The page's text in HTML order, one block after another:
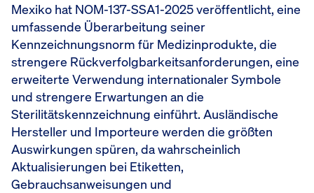
Mexiko hat NOM-137-SSA1-2025 veröffentlicht, eine
umfassende Überarbeitung seiner
Kennzeichnungsnorm für Medizinprodukte, die
strengere Rückverfolgbarkeitsanforderungen, eine
erweiterte Verwendung internationaler Symbole
und strengere Erwartungen an die
Sterilitätskennzeichnung einführt. Ausländische
Hersteller und Importeure werden die größten
Auswirkungen spüren, da wahrscheinlich
Aktualisierungen bei Etiketten,
Gebrauchsanweisungen und